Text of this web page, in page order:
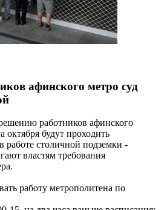
афинского метро суд
работников афинского
октября будут проходить
работе столичной подземки -
властям требования
работу метрополитена по